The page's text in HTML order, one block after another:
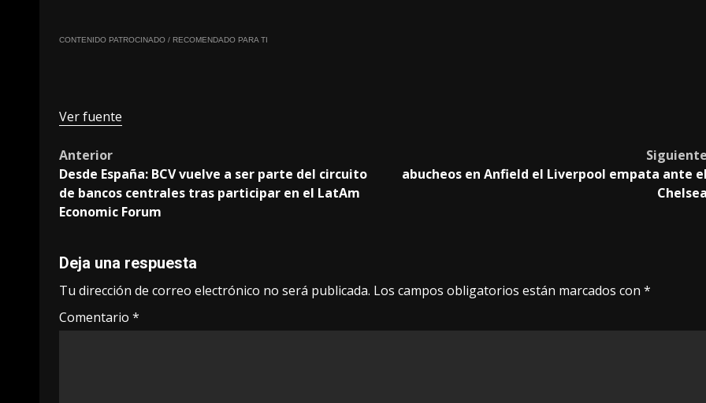
CONTENIDO PATROCINADO / RECOMENDADO PARA TI
Ver fuente
Post
navigation
Anterior
Desde España: BCV vuelve a ser parte del circuito
de bancos centrales tras participar en el LatAm
Economic Forum
Siguiente
abucheos en Anfield el Liverpool empata ante el
Chelsea
Deja una respuesta
Tu dirección de correo electrónico no será publicada. Los campos obligatorios están marcados con *
Comentario *